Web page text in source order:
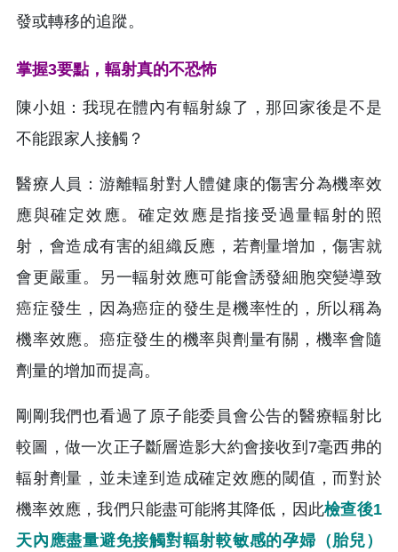
發或轉移的追蹤。
掌握3要點，輻射真的不恐怖
陳小姐：我現在體內有輻射線了，那回家後是不是
不能跟家人接觸？
醫療人員：游離輻射對人體健康的傷害分為機率效
應與確定效應。確定效應是指接受過量輻射的照
射，會造成有害的組織反應，若劑量增加，傷害就
會更嚴重。另一輻射效應可能會誘發細胞突變導致
癌症發生，因為癌症的發生是機率性的，所以稱為
機率效應。癌症發生的機率與劑量有關，機率會隨
劑量的增加而提高。
剛剛我們也看過了原子能委員會公告的醫療輻射比
較圖，做一次正子斷層造影大約會接收到7毫西弗的
輻射劑量，並未達到造成確定效應的閾值，而對於
機率效應，我們只能盡可能將其降低，因此檢查後1
天內應盡量避免接觸對輻射較敏感的孕婦（胎兒）